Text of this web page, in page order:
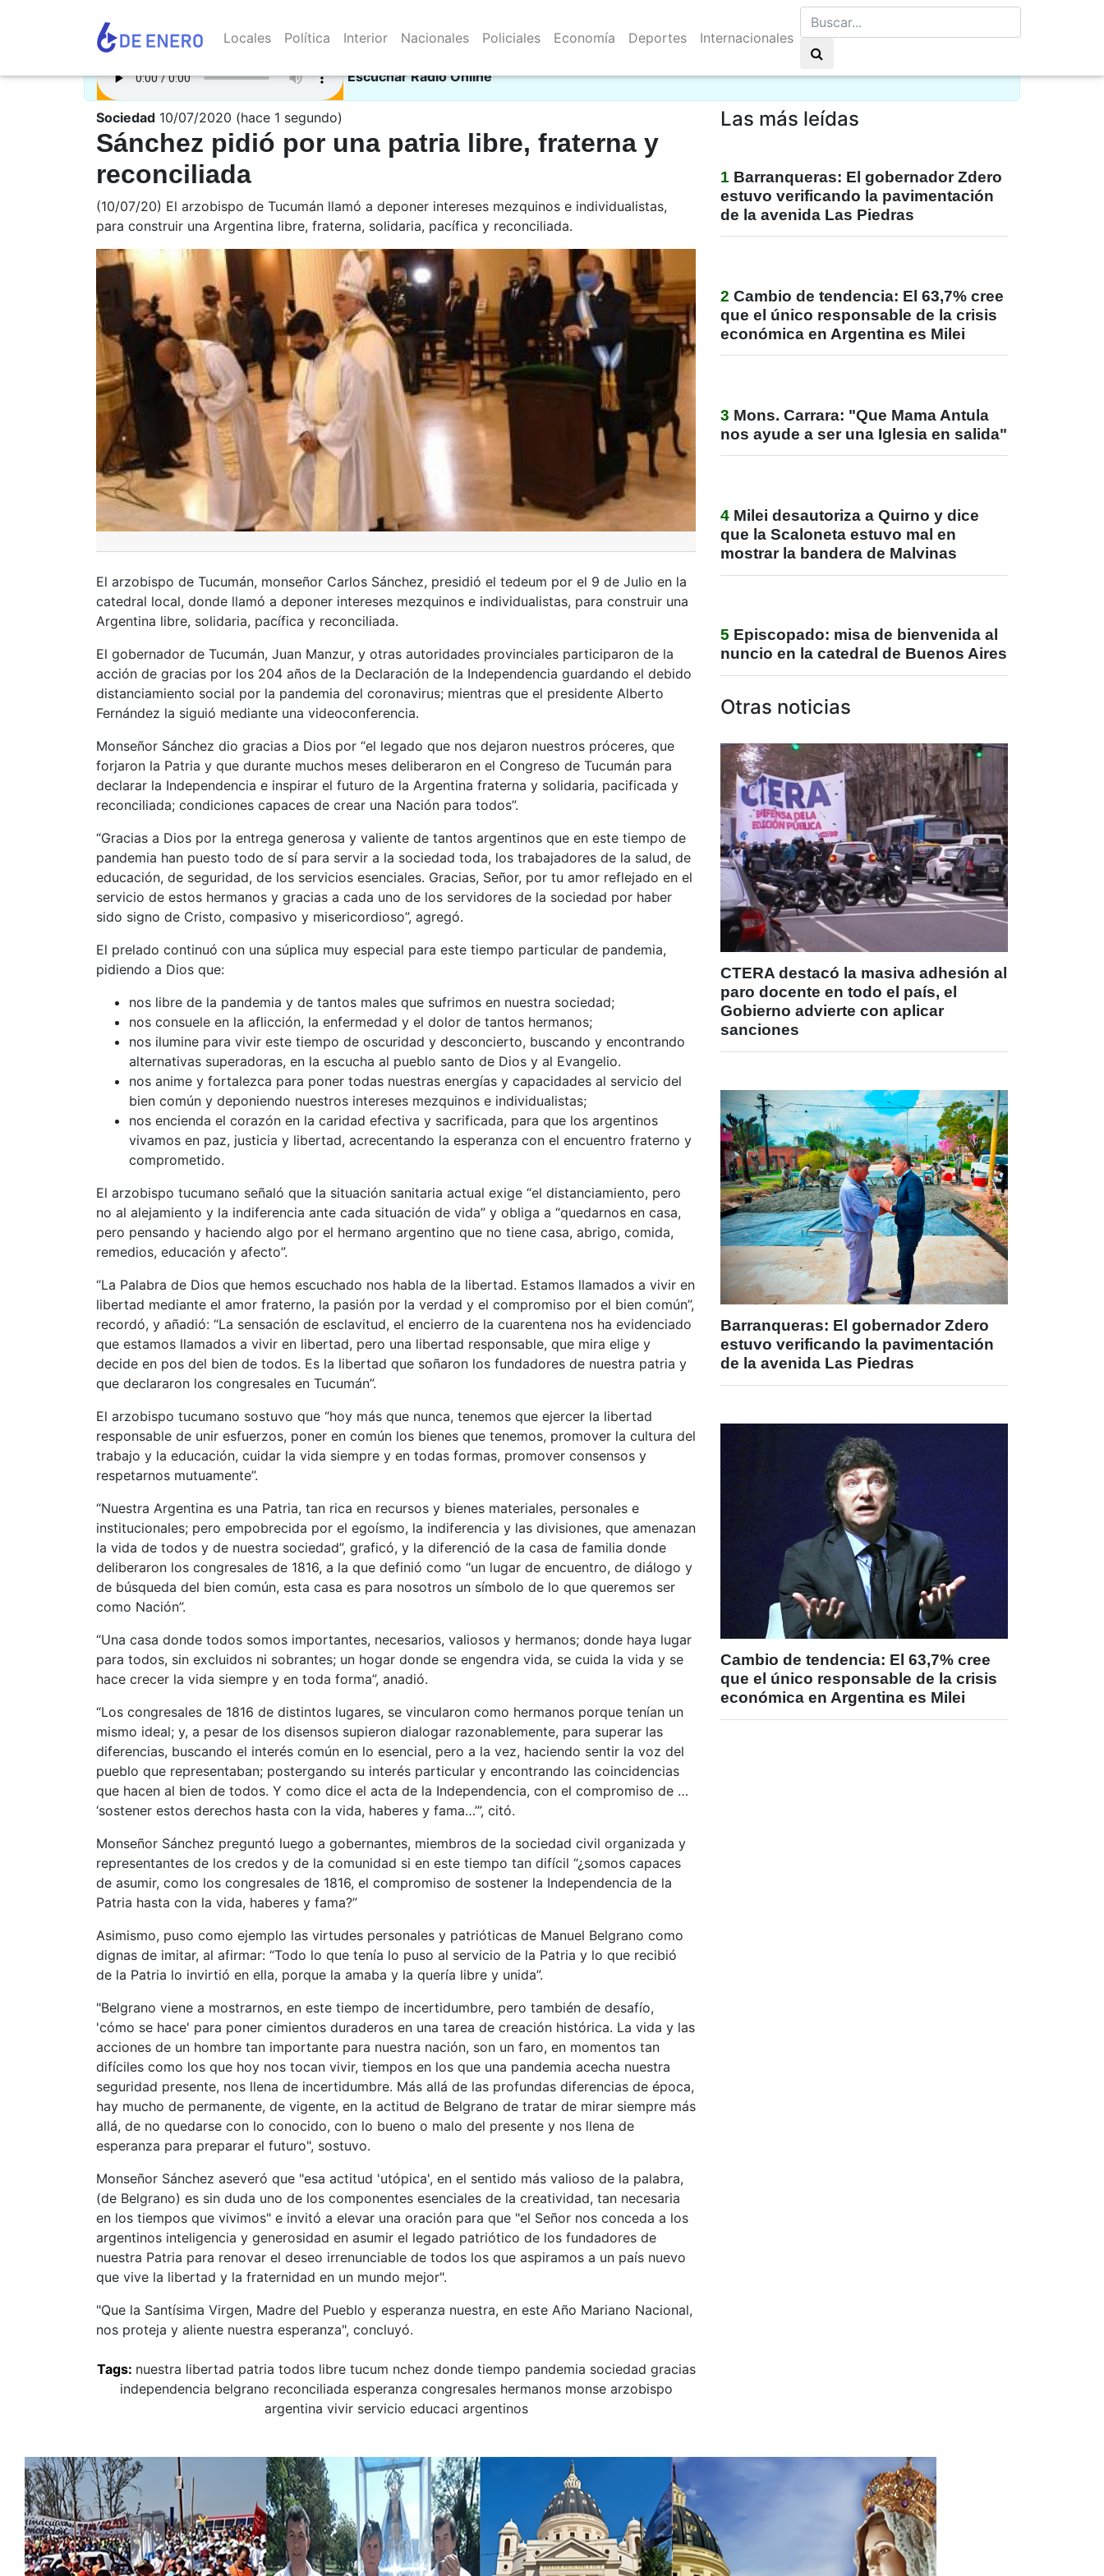
Locales Política Interior Nacionales Policiales Economía Deportes Internacionales
Escuchar Radio Online
Sociedad 10/07/2020 (hace 1 segundo)
Sánchez pidió por una patria libre, fraterna y
reconciliada
(10/07/20) El arzobispo de Tucumán llamó a deponer intereses mezquinos e individualistas,
para construir una Argentina libre, fraterna, solidaria, pacífica y reconciliada.
El arzobispo de Tucumán, monseñor Carlos Sánchez, presidió el tedeum por el 9 de Julio en la
catedral local, donde llamó a deponer intereses mezquinos e individualistas, para construir una
Argentina libre, solidaria, pacífica y reconciliada.
El gobernador de Tucumán, Juan Manzur, y otras autoridades provinciales participaron de la
acción de gracias por los 204 años de la Declaración de la Independencia guardando el debido
distanciamiento social por la pandemia del coronavirus; mientras que el presidente Alberto
Fernández la siguió mediante una videoconferencia.
Monseñor Sánchez dio gracias a Dios por “el legado que nos dejaron nuestros próceres, que
forjaron la Patria y que durante muchos meses deliberaron en el Congreso de Tucumán para
declarar la Independencia e inspirar el futuro de la Argentina fraterna y solidaria, pacificada y
reconciliada; condiciones capaces de crear una Nación para todos”.
“Gracias a Dios por la entrega generosa y valiente de tantos argentinos que en este tiempo de
pandemia han puesto todo de sí para servir a la sociedad toda, los trabajadores de la salud, de
educación, de seguridad, de los servicios esenciales. Gracias, Señor, por tu amor reflejado en el
servicio de estos hermanos y gracias a cada uno de los servidores de la sociedad por haber
sido signo de Cristo, compasivo y misericordioso”, agregó.
El prelado continuó con una súplica muy especial para este tiempo particular de pandemia,
pidiendo a Dios que:
nos libre de la pandemia y de tantos males que sufrimos en nuestra sociedad;
nos consuele en la aflicción, la enfermedad y el dolor de tantos hermanos;
nos ilumine para vivir este tiempo de oscuridad y desconcierto, buscando y encontrando
alternativas superadoras, en la escucha al pueblo santo de Dios y al Evangelio.
nos anime y fortalezca para poner todas nuestras energías y capacidades al servicio del
bien común y deponiendo nuestros intereses mezquinos e individualistas;
nos encienda el corazón en la caridad efectiva y sacrificada, para que los argentinos
vivamos en paz, justicia y libertad, acrecentando la esperanza con el encuentro fraterno y
comprometido.
El arzobispo tucumano señaló que la situación sanitaria actual exige “el distanciamiento, pero
no al alejamiento y la indiferencia ante cada situación de vida” y obliga a “quedarnos en casa,
pero pensando y haciendo algo por el hermano argentino que no tiene casa, abrigo, comida,
remedios, educación y afecto”.
“La Palabra de Dios que hemos escuchado nos habla de la libertad. Estamos llamados a vivir en
libertad mediante el amor fraterno, la pasión por la verdad y el compromiso por el bien común”,
recordó, y añadió: “La sensación de esclavitud, el encierro de la cuarentena nos ha evidenciado
que estamos llamados a vivir en libertad, pero una libertad responsable, que mira elige y
decide en pos del bien de todos. Es la libertad que soñaron los fundadores de nuestra patria y
que declararon los congresales en Tucumán”.
El arzobispo tucumano sostuvo que “hoy más que nunca, tenemos que ejercer la libertad
responsable de unir esfuerzos, poner en común los bienes que tenemos, promover la cultura del
trabajo y la educación, cuidar la vida siempre y en todas formas, promover consensos y
respetarnos mutuamente”.
“Nuestra Argentina es una Patria, tan rica en recursos y bienes materiales, personales e
institucionales; pero empobrecida por el egoísmo, la indiferencia y las divisiones, que amenazan
la vida de todos y de nuestra sociedad”, graficó, y la diferenció de la casa de familia donde
deliberaron los congresales de 1816, a la que definió como “un lugar de encuentro, de diálogo y
de búsqueda del bien común, esta casa es para nosotros un símbolo de lo que queremos ser
como Nación”.
“Una casa donde todos somos importantes, necesarios, valiosos y hermanos; donde haya lugar
para todos, sin excluidos ni sobrantes; un hogar donde se engendra vida, se cuida la vida y se
hace crecer la vida siempre y en toda forma”, anadió.
“Los congresales de 1816 de distintos lugares, se vincularon como hermanos porque tenían un
mismo ideal; y, a pesar de los disensos supieron dialogar razonablemente, para superar las
diferencias, buscando el interés común en lo esencial, pero a la vez, haciendo sentir la voz del
pueblo que representaban; postergando su interés particular y encontrando las coincidencias
que hacen al bien de todos. Y como dice el acta de la Independencia, con el compromiso de …
‘sostener estos derechos hasta con la vida, haberes y fama…’”, citó.
Monseñor Sánchez preguntó luego a gobernantes, miembros de la sociedad civil organizada y
representantes de los credos y de la comunidad si en este tiempo tan difícil “¿somos capaces
de asumir, como los congresales de 1816, el compromiso de sostener la Independencia de la
Patria hasta con la vida, haberes y fama?”
Asimismo, puso como ejemplo las virtudes personales y patrióticas de Manuel Belgrano como
dignas de imitar, al afirmar: “Todo lo que tenía lo puso al servicio de la Patria y lo que recibió
de la Patria lo invirtió en ella, porque la amaba y la quería libre y unida”.
"Belgrano viene a mostrarnos, en este tiempo de incertidumbre, pero también de desafío,
'cómo se hace' para poner cimientos duraderos en una tarea de creación histórica. La vida y las
acciones de un hombre tan importante para nuestra nación, son un faro, en momentos tan
difíciles como los que hoy nos tocan vivir, tiempos en los que una pandemia acecha nuestra
seguridad presente, nos llena de incertidumbre. Más allá de las profundas diferencias de época,
hay mucho de permanente, de vigente, en la actitud de Belgrano de tratar de mirar siempre más
allá, de no quedarse con lo conocido, con lo bueno o malo del presente y nos llena de
esperanza para preparar el futuro", sostuvo.
Monseñor Sánchez aseveró que "esa actitud 'utópica', en el sentido más valioso de la palabra,
(de Belgrano) es sin duda uno de los componentes esenciales de la creatividad, tan necesaria
en los tiempos que vivimos" e invitó a elevar una oración para que "el Señor nos conceda a los
argentinos inteligencia y generosidad en asumir el legado patriótico de los fundadores de
nuestra Patria para renovar el deseo irrenunciable de todos los que aspiramos a un país nuevo
que vive la libertad y la fraternidad en un mundo mejor".
"Que la Santísima Virgen, Madre del Pueblo y esperanza nuestra, en este Año Mariano Nacional,
nos proteja y aliente nuestra esperanza", concluyó.
Tags: nuestra libertad patria todos libre tucum nchez donde tiempo pandemia sociedad gracias
independencia belgrano reconciliada esperanza congresales hermanos monse arzobispo
argentina vivir servicio educaci argentinos
Las más leídas
1 Barranqueras: El gobernador Zdero
estuvo verificando la pavimentación
de la avenida Las Piedras
2 Cambio de tendencia: El 63,7% cree
que el único responsable de la crisis
económica en Argentina es Milei
3 Mons. Carrara: "Que Mama Antula
nos ayude a ser una Iglesia en salida"
4 Milei desautoriza a Quirno y dice
que la Scaloneta estuvo mal en
mostrar la bandera de Malvinas
5 Episcopado: misa de bienvenida al
nuncio en la catedral de Buenos Aires
Otras noticias
CTERA destacó la masiva adhesión al
paro docente en todo el país, el
Gobierno advierte con aplicar
sanciones
Barranqueras: El gobernador Zdero
estuvo verificando la pavimentación
de la avenida Las Piedras
Cambio de tendencia: El 63,7% cree
que el único responsable de la crisis
económica en Argentina es Milei